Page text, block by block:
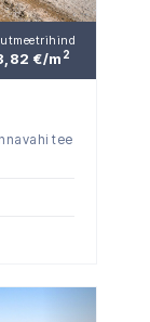
€/m 2
tee